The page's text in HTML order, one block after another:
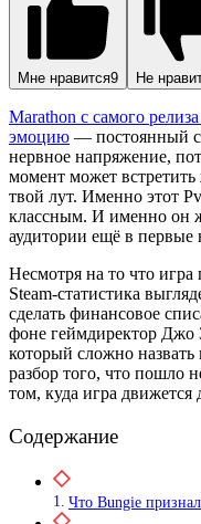
Мне нравится9 Не
Marathon с самого
эмоцию — постоянный
нервное напряжение,
момент может встретить
твой лут. Именно этот
классным. И именно он
аудитории ещё в первые
Несмотря на то что
Steam-статистика
сделать финансовое
фоне геймдиректор Джо
который сложно
разбор того, что пошло
том, куда игра движется
Содержание
Что Bungie